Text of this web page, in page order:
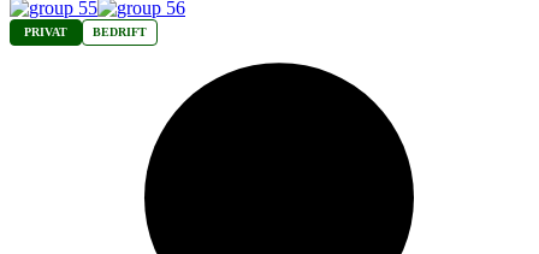
PRIVAT BEDRIFT